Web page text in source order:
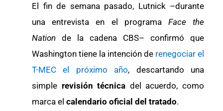
El fin de semana pasado, Lutnick –durante
una entrevista en el programa Face the
Nation de la cadena CBS– confirmó que
Washington tiene la intención de renegociar el
T-MEC el próximo año, descartando una
simple revisión técnica del acuerdo, como
marca el calendario oficial del tratado.